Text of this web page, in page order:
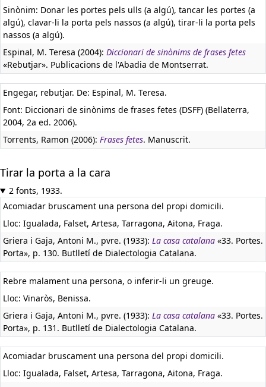
Sinònim: Donar les portes pels ulls (a algú), tancar les portes (a
algú), clavar-li la porta pels nassos (a algú), tirar-li la porta pels
nassos (a algú).
Espinal, M. Teresa (2004): Diccionari de sinònims de frases fetes
«Rebutjar». Publicacions de l'Abadia de Montserrat.
Engegar, rebutjar. De: Espinal, M. Teresa.
Font: Diccionari de sinònims de frases fetes (DSFF) (Bellaterra,
2004, 2a ed. 2006).
Torrents, Ramon (2006): Frases fetes. Manuscrit.
Tirar la porta a la cara
2 fonts, 1933.
Acomiadar bruscament una persona del propi domicili.
Lloc: Igualada, Falset, Artesa, Tarragona, Aitona, Fraga.
Griera i Gaja, Antoni M., pvre. (1933): La casa catalana «33. Portes.
Porta», p. 130. Butlletí de Dialectologia Catalana.
Rebre malament una persona, o inferir-li un greuge.
Lloc: Vinaròs, Benissa.
Griera i Gaja, Antoni M., pvre. (1933): La casa catalana «33. Portes.
Porta», p. 131. Butlletí de Dialectologia Catalana.
Acomiadar bruscament una persona del propi domicili.
Lloc: Igualada, Falset, Artesa, Tarragona, Aitona, Fraga.